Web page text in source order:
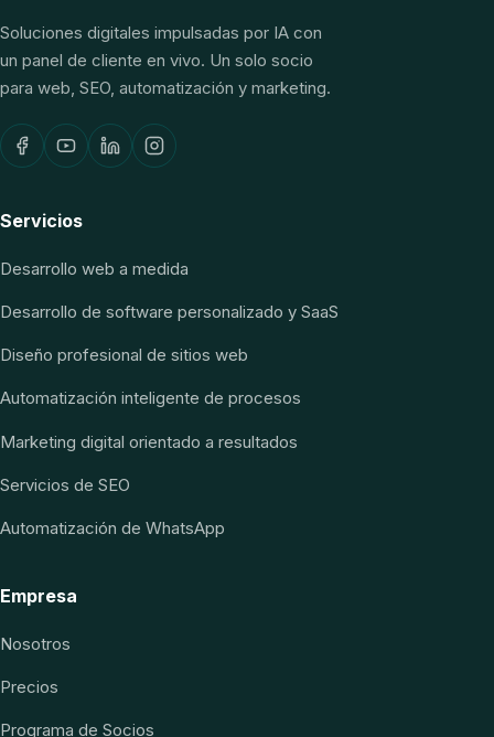
Soluciones digitales impulsadas por IA con
un panel de cliente en vivo. Un solo socio
para web, SEO, automatización y marketing.
Servicios
Desarrollo web a medida
Desarrollo de software personalizado y SaaS
Diseño profesional de sitios web
Automatización inteligente de procesos
Marketing digital orientado a resultados
Servicios de SEO
Automatización de WhatsApp
Empresa
Nosotros
Precios
Programa de Socios